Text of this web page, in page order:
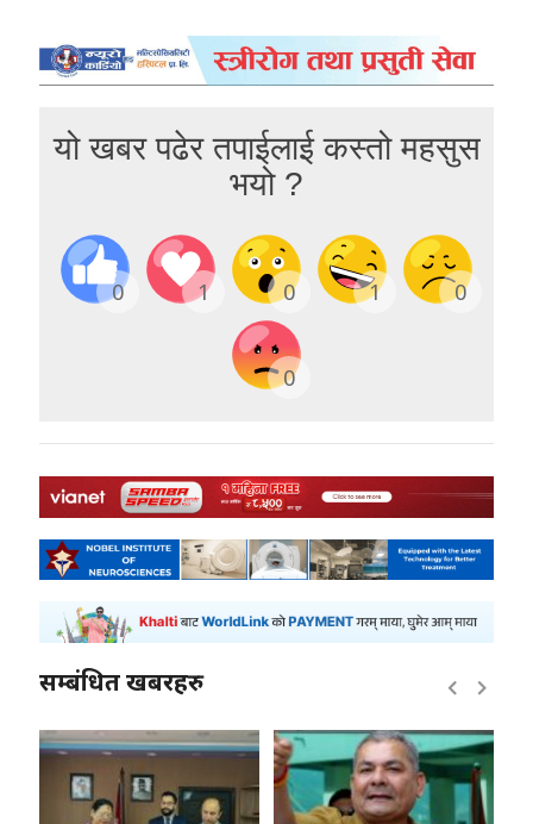
यो खबर पढेर तपाईलाई कस्तो महसुस
भयो ?
0 1 0 1 0
0
सम्बंधित खबरहरु